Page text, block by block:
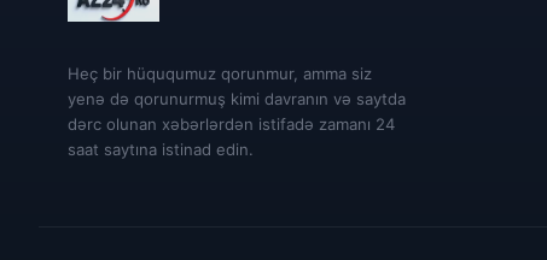
Heç bir hüququmuz qorunmur, amma siz
yenə də qorunurmuş kimi davranın və saytda
dərc olunan xəbərlərdən istifadə zamanı 24
saat saytına istinad edin.